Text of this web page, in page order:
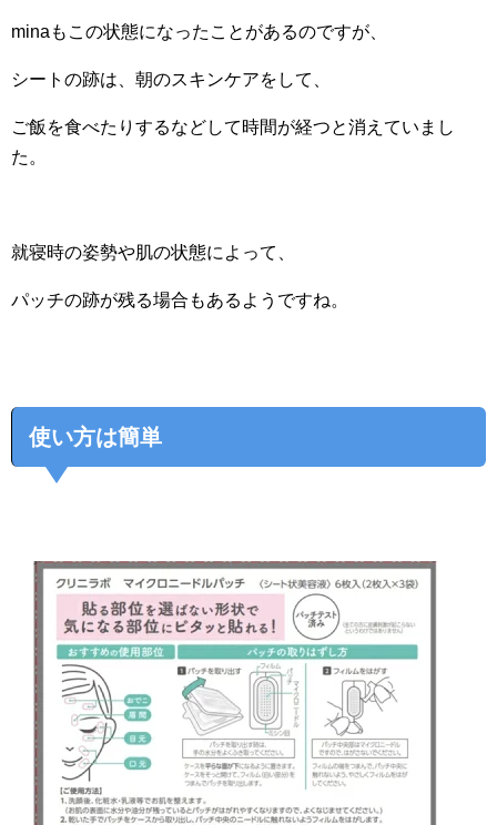
minaもこの状態になったことがあるのですが、
シートの跡は、朝のスキンケアをして、
ご飯を食べたりするなどして時間が経つと消えていまし
た。
就寝時の姿勢や肌の状態によって、
パッチの跡が残る場合もあるようですね。
使い方は簡単